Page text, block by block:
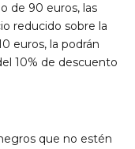
de 90 euros, las
reducido sobre la
euros, la podrán
10% de descuento
que no estén